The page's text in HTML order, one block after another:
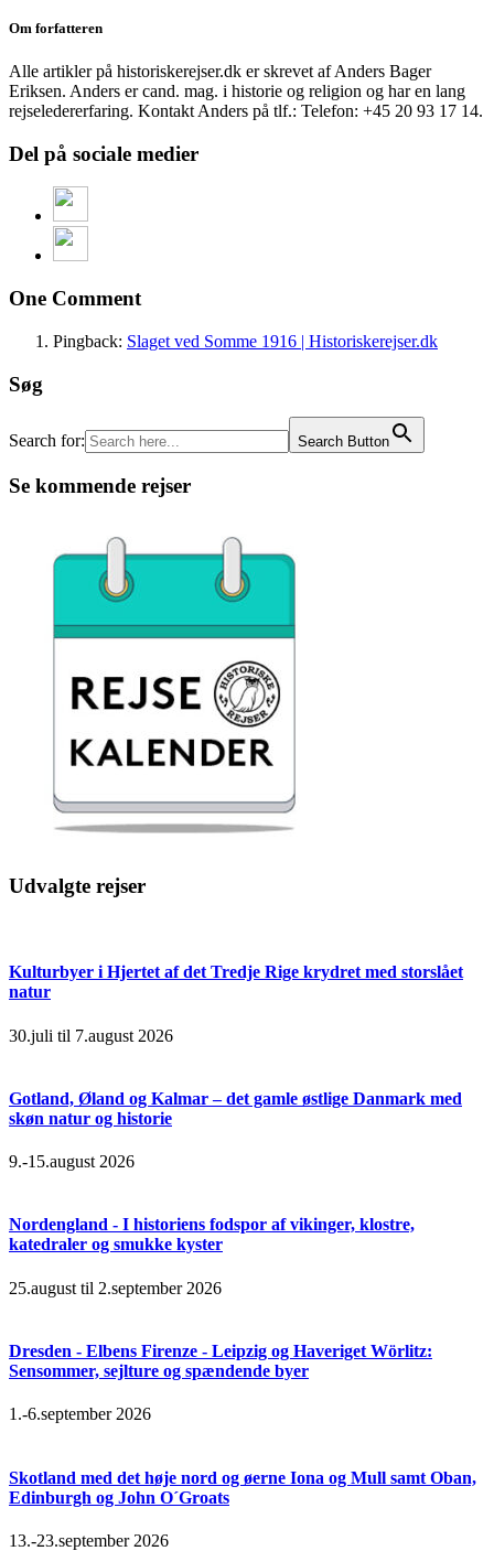
Om forfatteren
Alle artikler på historiskerejser.dk er skrevet af Anders Bager
Eriksen. Anders er cand. mag. i historie og religion og har en lang
rejseledererfaring. Kontakt Anders på tlf.: Telefon: +45 20 93 17 14.
Del på sociale medier
One Comment
Pingback: Slaget ved Somme 1916 | Historiskerejser.dk
Søg
Search for: Search Button
Se kommende rejser
Udvalgte rejser
Kulturbyer i Hjertet af det Tredje Rige krydret med storslået
natur
30.juli til 7.august 2026
Gotland, Øland og Kalmar – det gamle østlige Danmark med
skøn natur og historie
9.-15.august 2026
Nordengland - I historiens fodspor af vikinger, klostre,
katedraler og smukke kyster
25.august til 2.september 2026
Dresden - Elbens Firenze - Leipzig og Haveriget Wörlitz:
Sensommer, sejlture og spændende byer
1.-6.september 2026
Skotland med det høje nord og øerne Iona og Mull samt Oban,
Edinburgh og John O´Groats
13.-23.september 2026